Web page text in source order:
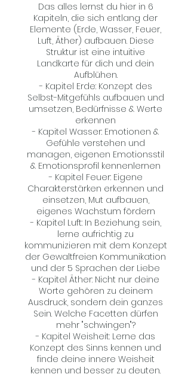
Das alles lernst du hier in 6
Kapiteln, die sich entlang der
Elemente (Erde, Wasser, Feuer,
Luft, Äther) aufbauen. Diese
Struktur ist eine intuitive
Landkarte für dich und dein
Aufblühen.
- Kapitel Erde: Konzept des
Selbst-Mitgefühls aufbauen und
umsetzen, Bedürfnisse & Werte
erkennen
- Kapitel Wasser: Emotionen &
Gefühle verstehen und
managen, eigenen Emotionsstil
& Emotionsprofil kennenlernen
- Kapitel Feuer: Eigene
Charakterstärken erkennen und
einsetzen, Mut aufbauen,
eigenes Wachstum fördern
- Kapitel Luft: In Beziehung sein,
lerne aufrichtig zu
kommunizieren mit dem Konzept
der Gewaltfreien Kommunikation
und der 5 Sprachen der Liebe
- Kapitel Äther: Nicht nur deine
Worte gehören zu deinem
Ausdruck, sondern dein ganzes
Sein. Welche Facetten dürfen
mehr "schwingen"?
- Kapitel Weisheit: Lerne das
Konzept des Sinns kennen und
finde deine innere Weisheit
kennen und besser zu deuten.